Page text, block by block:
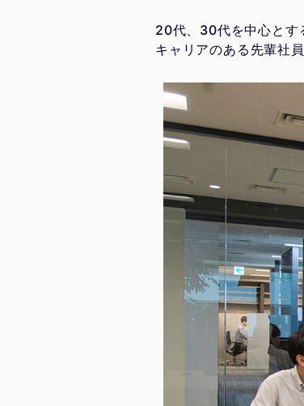
20代、30代を中心とす
キャリアのある先輩社